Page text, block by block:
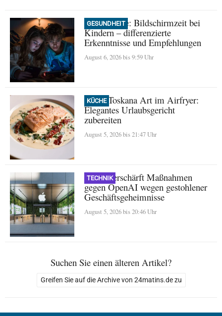
GESUNDHEIT
Neue Studie: Bildschirmzeit bei
Kindern – differenzierte
Erkenntnisse und Empfehlungen
August 6, 2026 bis 9:59 Uhr
KÜCHE
Lachs Toskana Art im Airfryer:
Elegantes Urlaubsgericht
zubereiten
August 5, 2026 bis 21:47 Uhr
TECHNIK
Apple verschärft Maßnahmen
gegen OpenAI wegen gestohlener
Geschäftsgeheimnisse
August 5, 2026 bis 20:46 Uhr
Suchen Sie einen älteren Artikel?
Greifen Sie auf die Archive von 24matins.de zu